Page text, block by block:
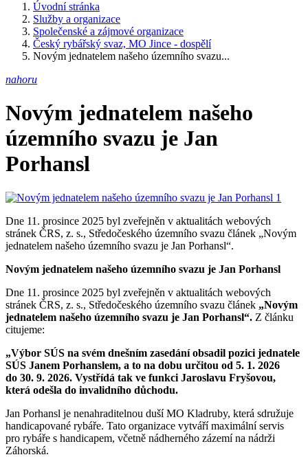
Úvodní stránka
Služby a organizace
Společenské a zájmové organizace
Český rybářský svaz, MO Jince - dospělí
Novým jednatelem našeho územního svazu...
nahoru
Novým jednatelem našeho
územního svazu je Jan
Porhansl
Dne 11. prosince 2025 byl zveřejněn v aktualitách webových
stránek ČRS, z. s., Středočeského územního svazu článek „Novým
jednatelem našeho územního svazu je Jan Porhansl“.
Novým jednatelem našeho územního svazu je Jan Porhansl
Dne 11. prosince 2025 byl zveřejněn v aktualitách webových
stránek ČRS, z. s., Středočeského územního svazu článek „Novým
jednatelem našeho územního svazu je Jan Porhansl“. Z článku
citujeme:
„Výbor SÚS na svém dnešním zasedání obsadil pozici jednatele
SÚS Janem Porhanslem, a to na dobu určitou od 5. 1. 2026
do 30. 9. 2026. Vystřídá tak ve funkci Jaroslavu Fryšovou,
která odešla do invalidního důchodu.
Jan Porhansl je nenahraditelnou duší MO Kladruby, která sdružuje
handicapované rybáře. Tato organizace vytváří maximální servis
pro rybáře s handicapem, včetně nádherného zázemí na nádrži
Záhorská.